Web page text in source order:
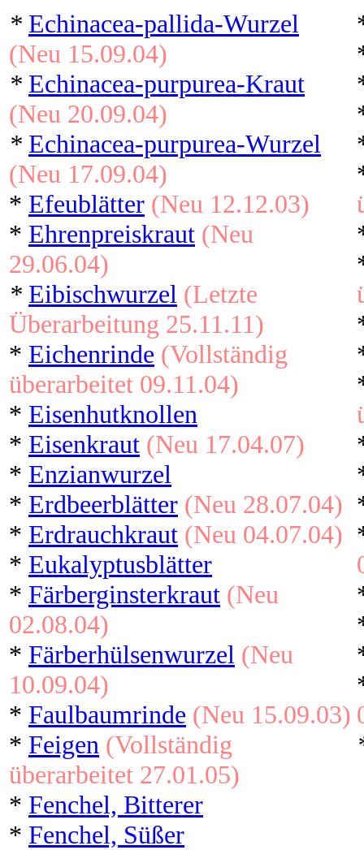
* Echinacea-pallida-Wurzel
(Neu 15.09.04)
* Echinacea-purpurea-Kraut
(Neu 20.09.04)
* Echinacea-purpurea-Wurzel
(Neu 17.09.04)
* Efeublätter (Neu 12.12.03)
* Ehrenpreiskraut (Neu
29.06.04)
* Eibischwurzel (Letzte
Überarbeitung 25.11.11)
* Eichenrinde (Vollständig
überarbeitet 09.11.04)
* Eisenhutknollen
* Eisenkraut (Neu 17.04.07)
* Enzianwurzel
* Erdbeerblätter (Neu 28.07.04)
* Erdrauchkraut (Neu 04.07.04)
* Eukalyptusblätter
* Färberginsterkraut (Neu
02.08.04)
* Färberhülsenwurzel (Neu
10.09.04)
* Faulbaumrinde (Neu 15.09.03)
* Feigen (Vollständig
überarbeitet 27.01.05)
* Fenchel, Bitterer
* Fenchel, Süßer